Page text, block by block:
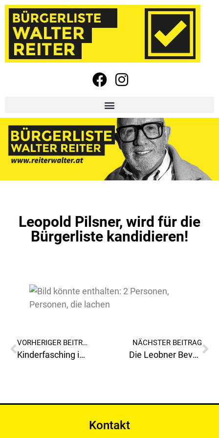
Leopold Pilsner, wird für die
Bürgerliste kandidieren!
VORHERIGER BEITRAG
Kinderfasching im LCS Leoben
NÄCHSTER BEITRAG
Die Leobner Bevölkerung ist zu Recht wütend auf die Verantwortlichen der Stadtgemeinde- und Tourismusverband Leoben!
Kontakt